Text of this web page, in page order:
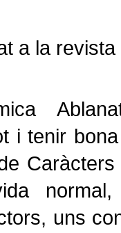
a la
i tenir
uns